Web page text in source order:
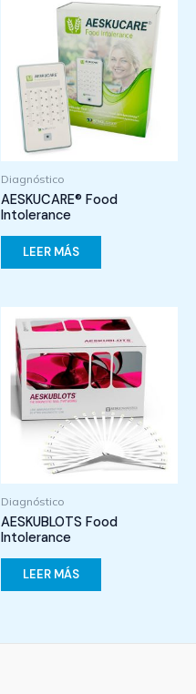
Diagnóstico
AESKUCARE® Food
Intolerance
LEER MÁS
Diagnóstico
AESKUBLOTS Food
Intolerance
LEER MÁS